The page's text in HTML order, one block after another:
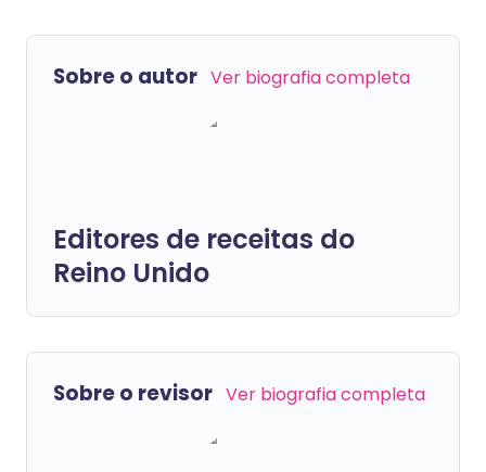
Sobre o autor Ver biografia completa
Editores de receitas do
Reino Unido
Sobre o revisor Ver biografia completa